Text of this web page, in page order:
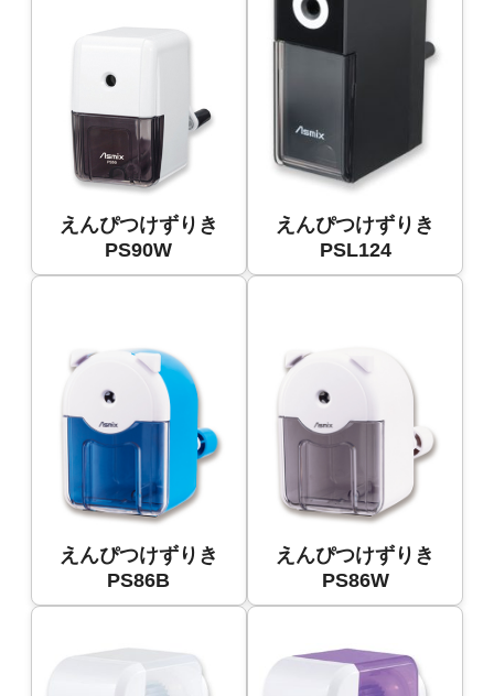
えんぴつけずりき
PS90W
えんぴつけずりき
PSL124
えんぴつけずりき
PS86B
えんぴつけずりき
PS86W